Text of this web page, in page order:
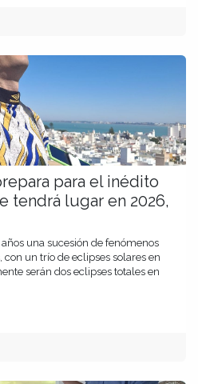
para el inédito
tendrá lugar en 2026,
una sucesión de fenómenos
un trío de eclipses solares en
serán dos eclipses totales en